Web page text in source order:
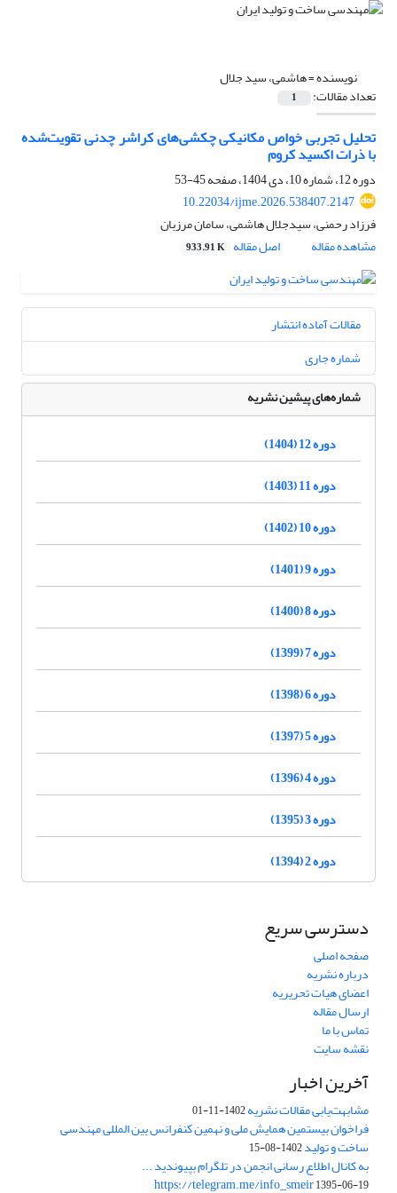
نویسنده =هاشمی، سید جلال
تعداد مقالات: 1
تحلیل تجربی خواص مکانیکی چکشی‌های کراشر چدنی تقویت‌شده
با ذرات اکسید کروم
دوره 12، شماره 10، دی 1404، صفحه
45-53
10.22034/ijme.2026.538407.2147
فرزاد رحمنی، سیدجلال هاشمی، سامان مرزبان
مشاهده مقاله
اصل مقاله 933.91 K
مقالات آماده انتشار
شماره جاری
شماره‌های پیشین نشریه
دوره 12 (1404)
دوره 11 (1403)
دوره 10 (1402)
دوره 9 (1401)
دوره 8 (1400)
دوره 7 (1399)
دوره 6 (1398)
دوره 5 (1397)
دوره 4 (1396)
دوره 3 (1395)
دوره 2 (1394)
دسترسی سریع
صفحه اصلی
درباره نشریه
اعضای هیات تحریریه
ارسال مقاله
تماس با ما
نقشه سایت
آخرین اخبار
مشابهت‌یابی مقالات نشریه1402-11-01
فراخوان بیستمین همایش ملی و نهمین کنفرانس بین المللی مهندسی
ساخت و تولید1402-08-15
به کانال اطلاع رسانی انجمن در تلگرام بپیوندید ...
https://telegram.me/info_smeir1395-06-19